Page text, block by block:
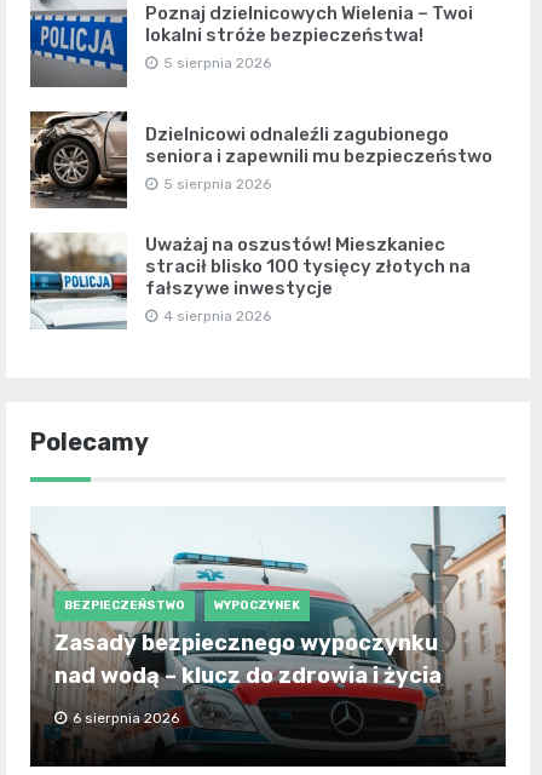
Poznaj dzielnicowych Wielenia – Twoi
lokalni stróże bezpieczeństwa!
5 sierpnia 2026
Dzielnicowi odnaleźli zagubionego
seniora i zapewnili mu bezpieczeństwo
5 sierpnia 2026
Uważaj na oszustów! Mieszkaniec
stracił blisko 100 tysięcy złotych na
fałszywe inwestycje
4 sierpnia 2026
Polecamy
BEZPIECZEŃSTWO WYPOCZYNEK
Zasady bezpiecznego wypoczynku
nad wodą – klucz do zdrowia i życia
6 sierpnia 2026